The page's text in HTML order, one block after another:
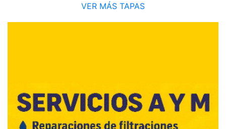
VER MÁS TAPAS